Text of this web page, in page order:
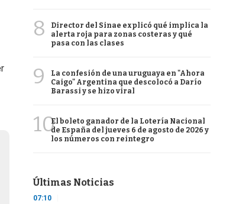
8
Director del Sinae explicó qué implica la
alerta roja para zonas costeras y qué
pasa con las clases
9
La confesión de una uruguaya en "Ahora
Caigo" Argentina que descolocó a Darío
Barassi y se hizo viral
10El boleto ganador de la Lotería Nacional
de España del jueves 6 de agosto de 2026 y
los números con reintegro
Últimas Noticias
07:10